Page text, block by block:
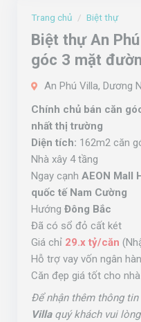
Trang chủ / Biệt thự
Biệt thự An
góc 3 mặt
An Phú Villa, Dương
Chính chủ bán căn
nhất thị trường
Diện tích: 162m2 căn
Nhà xây 4 tầng
Ngay cạnh AEON Mall
quốc tế Nam Cường
Hướng Đông Bắc
Đã có sổ đỏ cất két
Giá chỉ 29.x tỷ/căn
Hỗ trợ vay vốn ngân
Căn đẹp giá tốt cho
Để nhận thêm thông tin
Villaquý khách vui